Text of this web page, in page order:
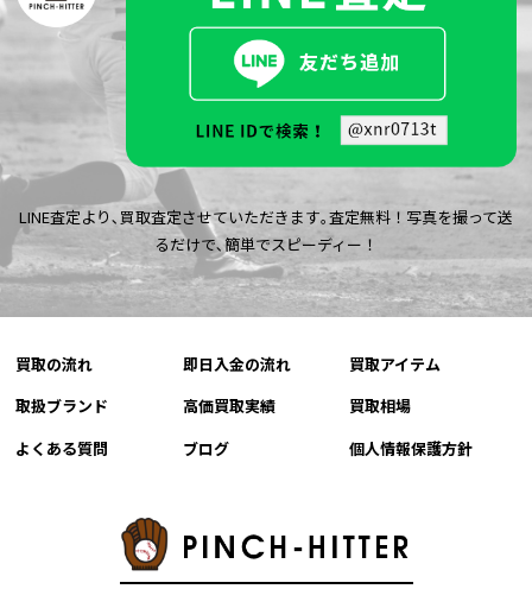
LINE査定より､買取査定させていただきます｡査定無料！写真を撮って送
るだけで､簡単でスピーディー！
買取の流れ 即日入金の流れ
買取アイテム
取扱ブランド
高価買取実績
買取相場
よくある質問
ブログ 個人情報保護方針